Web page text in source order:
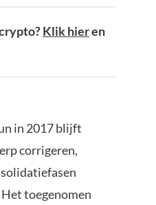
Klik hieren
in 2017 blijft
corrigeren,
toegenomen